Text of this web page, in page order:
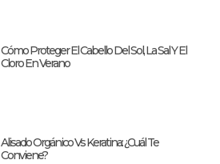
Cómo Proteger El Cabello Del Sol, La Sal Y El
Cloro En Verano
Alisado Orgánico Vs Keratina: ¿Cuál Te
Conviene?